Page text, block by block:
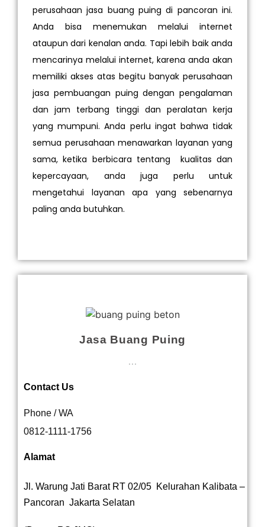
perusahaan jasa buang puing di pancoran ini.
Anda bisa menemukan melalui internet
ataupun dari kenalan anda. Tapi lebih baik anda
mencarinya melalui internet, karena anda akan
memiliki akses atas begitu banyak perusahaan
jasa pembuangan puing dengan pengalaman
dan jam terbang tinggi dan peralatan kerja
yang mumpuni. Anda perlu ingat bahwa tidak
semua perusahaan menawarkan layanan yang
sama, ketika berbicara tentang kualitas dan
kepercayaan, anda juga perlu untuk
mengetahui layanan apa yang sebenarnya
paling anda butuhkan.
Jasa Buang Puing
...
Contact Us
Phone / WA
0812-1111-1756
Alamat
Jl. Warung Jati Barat RT 02/05 Kelurahan Kalibata –
Pancoran Jakarta Selatan